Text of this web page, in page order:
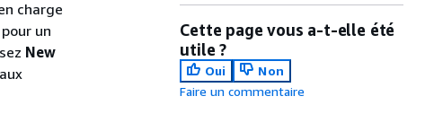
charge
un
New
Cette page vous a-t-elle été
utile ?
Oui
Non
Faire un commentaire